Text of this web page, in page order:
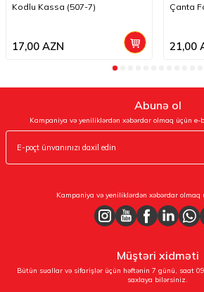
Kodlu Kassa (507-7)
17,00 AZN
Çanta
21,00
Abunə ol
Kampaniya və yeniliklərdən xəbərdar olmaq üçün
Kampaniya və yeniliklərdən xəbərdar
Müştəri xidməti
Bütün suallar və sifarişlər üçün həftənin 7 günü, saat
saxlaya bilərsiniz.